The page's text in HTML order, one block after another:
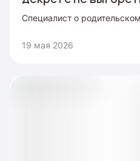
Специалист о
19 мая 2026